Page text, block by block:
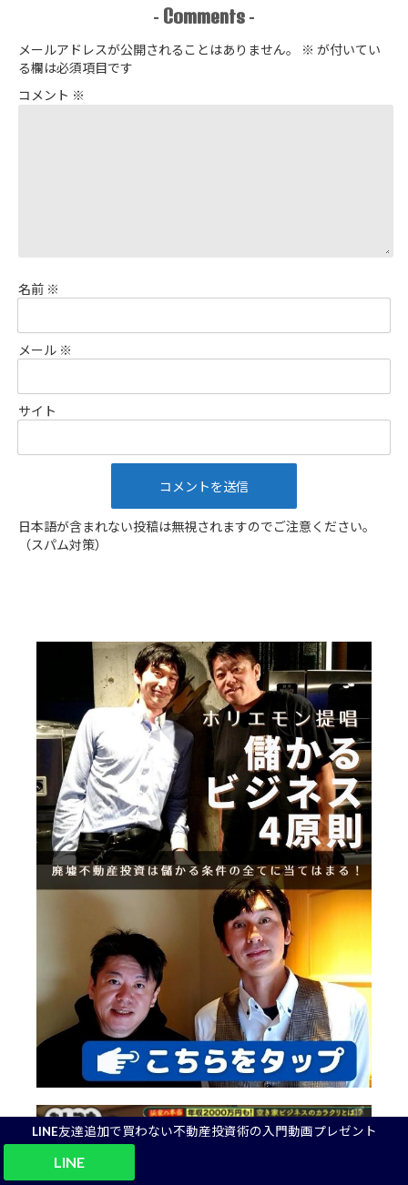
LINE友達追加で買わない不動産投資術の入門動画プレゼント
LINE
- Comments -
メールアドレスが公開されることはありません。 ※ が付いてい
る欄は必須項目です
コメント ※
名前 ※
メール ※
サイト
日本語が含まれない投稿は無視されますのでご注意ください。
（スパム対策）